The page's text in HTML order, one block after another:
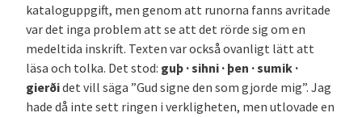
kataloguppgift, men genom att runorna fanns avritade
var det inga problem att se att det rörde sig om en
medeltida inskrift. Texten var också ovanligt lätt att
läsa och tolka. Det stod: guþ · sihni · þen · sumik ·
gierðidet vill säga ”Gud signe den som gjorde mig”. Jag
hade då inte sett ringen i verkligheten, men utlovade en